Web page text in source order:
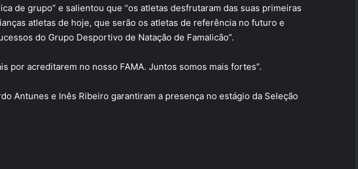
de grupo” e salientou que “os atletas desfrutaram das suas primeiras
atletas de hoje, que serão os atletas de referência no futuro e
do Grupo Desportivo de Natação de Famalicão”.
por acreditarem no nosso FAMA. Juntos somos mais fortes”.
Antunes e Inês Ribeiro garantiram a presença no estágio da Seleção